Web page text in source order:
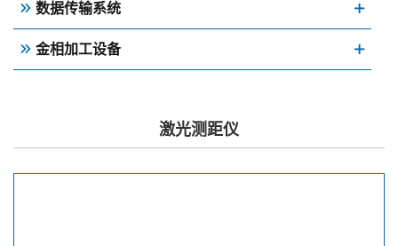
数据传输系统
金相加工设备
激光测距仪